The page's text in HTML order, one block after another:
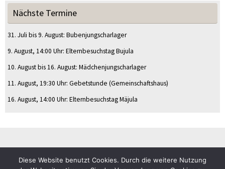
Nächste Termine
31. Juli bis9. August: Bubenjungscharlager
9. August, 14:00 Uhr: Elternbesuchstag Bujula
10. Augustbis16. August: Mädchenjungscharlager
11. August, 19:30 Uhr: Gebetstunde (Gemeinschaftshaus)
16. August, 14:00 Uhr: Elternbesuchstag Mäjula
© CVJM Sulz am Eck e.V.
Diese Website benutzt Cookies. Durch die weitere Nutzung